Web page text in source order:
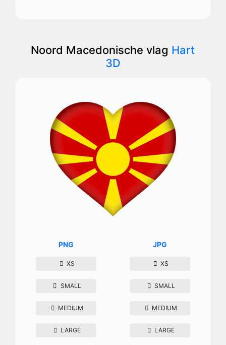
Noord Macedonische vlag Hart
3D
PNG
XS
SMALL
MEDIUM
LARGE
JPG
XS
SMALL
MEDIUM
LARGE